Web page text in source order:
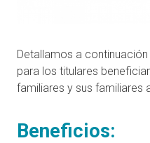
Detallamos a
para los titulares
familiares y sus familiares
Beneficios: